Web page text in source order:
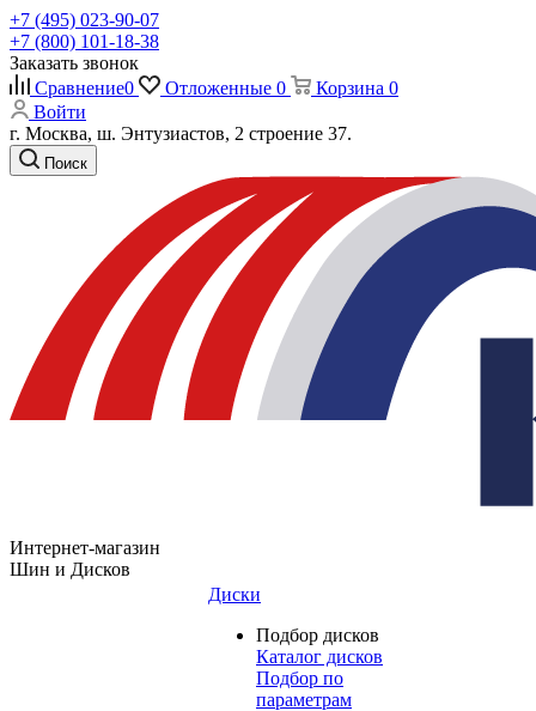
+7 (495) 023-90-07
+7 (800) 101-18-38
Заказать звонок
Сравнение0 Отложенные 0 Корзина 0
Войти
г. Москва, ш. Энтузиастов, 2 строение 37.
Поиск
Интернет-магазин
Шин и Дисков
Диски
Подбор дисков
Каталог дисков
Подбор по
параметрам